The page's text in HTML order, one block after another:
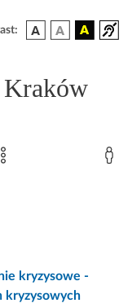
kryzysowe -
kryzysowych